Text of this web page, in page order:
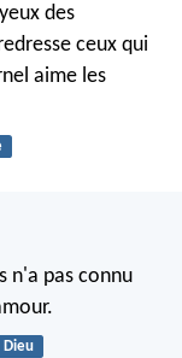
des
ceux qui
aime les
n'a pas connu
Dieu